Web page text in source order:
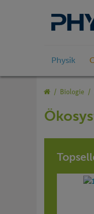
Physik
Biologie